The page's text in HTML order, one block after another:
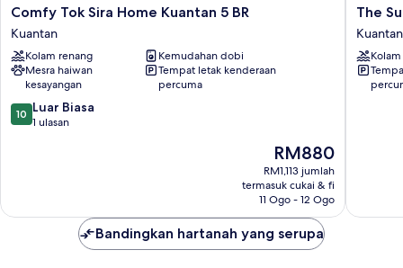
Comfy
Tok
Sira
Home
Kuantan
BR
Kuantan
Comfy Tok Sira Home Kuantan 5 BR
Kuantan
Kolam renang
Kemudahan dobi
Mesra haiwan
kesayangan
Tempat letak kenderaan
percuma
10.0
daripada
10 Luar Biasa
1 ulasan
Harga
ialah
RM880
RM880
RM1,113 jumlah
termasuk cukai & fi
11 Ogo - 12 Ogo
The
Summer
Villa
by
Nature
Home
The
Kuantan
Bandingkan hartanah yang serupa